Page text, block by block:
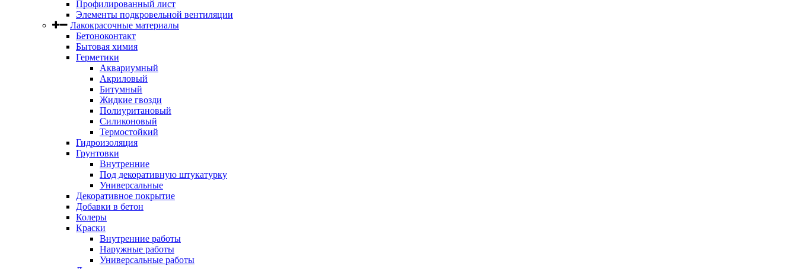
Профилированный лист
Элементы подкровельной вентиляции
Лакокрасочные материалы
Бетоноконтакт
Бытовая химия
Герметики
Аквариумный
Акриловый
Битумный
Жидкие гвозди
Полиуритановый
Силиконовый
Термостойкий
Гидроизоляция
Грунтовки
Внутренние
Под декоративную штукатурку
Универсальные
Декоративное покрытие
Добавки в бетон
Колеры
Краски
Внутренние работы
Наружные работы
Универсальные работы